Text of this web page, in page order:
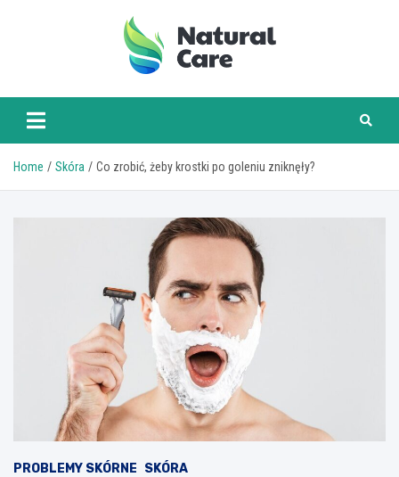
naturalcare.pl
Home Skóra Co zrobić, żeby krostki po goleniu zniknęły?
PROBLEMY SKÓRNE SKÓRA